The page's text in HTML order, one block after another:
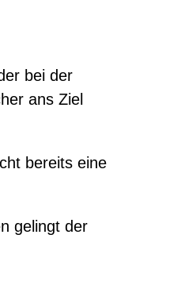
bei der
ans Ziel
bereits eine
gelingt der